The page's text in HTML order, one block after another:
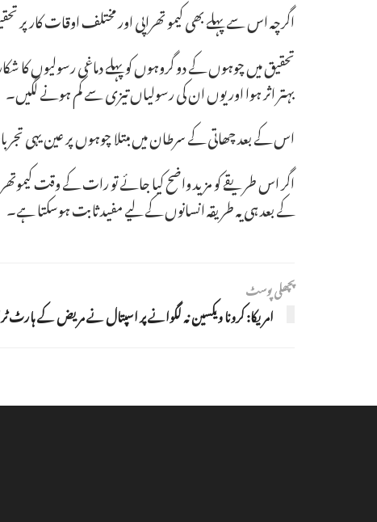
اگرچہ اس سے پہلے بھی کیمو تھراپی اور مختلف اوقات کار
تحقیق میں چوہوں کے دو گروہوں کو پہلے دماغی رسولیوں کا
بہتر اثر ہوا اور یوں ان کی رسولیاں تیزی سے کم ہونے لگیں۔
اس کے بعد چھاتی کے سرطان میں مبتلا چوہوں پر عین یہی
کے بعد ہی یہ طریقہ انسانوں کے لیے مفید ثابت ہوسکتا ہے۔
پچھلی پوسٹ
امریکا: کرونا ویکسین نہ لگوانے پر اسپتال نے مریض کے ہارٹ